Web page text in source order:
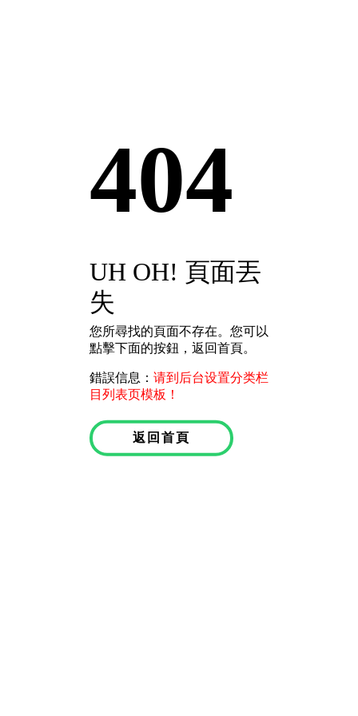
404
UH OH! 頁面丟
失
您所尋找的頁面不存在。您可以
點擊下面的按鈕，返回首頁。
錯誤信息： 请到后台设置分类栏
目列表页模板！
返回首頁